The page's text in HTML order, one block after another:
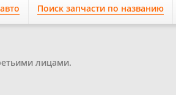
Поиск запчасти по названию
лицами.